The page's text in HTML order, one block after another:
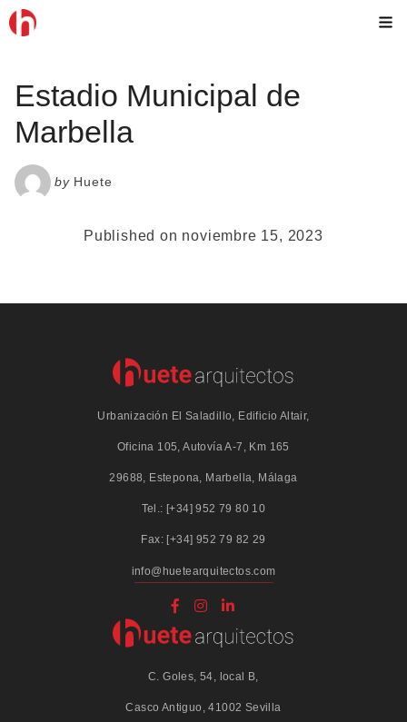
Skip
to
Estadio Municipal de
Marbella
by Huete
Published on noviembre 15, 2023
Urbanización El Saladillo, Edificio Altair,
Oficina 105, Autovía A-7, Km 165
29688, Estepona, Marbella, Málaga
Tel.: [+34] 952 79 80 10
Fax: [+34] 952 79 82 29
info@huetearquitectos.com
C. Goles, 54, local B,
Casco Antiguo, 41002 Sevilla